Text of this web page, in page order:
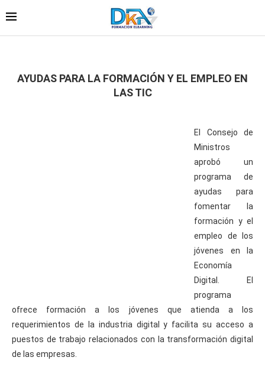
AYUDAS PARA LA FORMACIÓN Y EL EMPLEO EN
LAS TIC
El Consejo de
Ministros
aprobó un
programa de
ayudas para
fomentar la
formación y el
empleo de los
jóvenes en la
Economía
Digital. El
programa
ofrece formación a los jóvenes que atienda a los
requerimientos de la industria digital y facilita su acceso a
puestos de trabajo relacionados con la transformación digital
de las empresas.